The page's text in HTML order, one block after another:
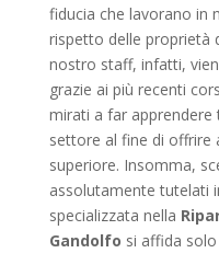
fiducia che lavorano in
rispetto delle proprietà
nostro staff, infatti,
grazie ai più recenti
mirati a far
settore al fine di offrire
superiore. Insomma,
assolutamente tutelati
specializzata nella
Gandolfo si affida